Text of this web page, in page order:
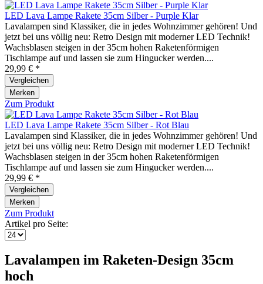
LED Lava Lampe Rakete 35cm Silber - Purple Klar
Lavalampen sind Klassiker, die in jedes Wohnzimmer gehören! Und
jetzt bei uns völlig neu: Retro Design mit moderner LED Technik!
Wachsblasen steigen in der 35cm hohen Raketenförmigen
Tischlampe auf und lassen sie zum Hingucker werden....
29,99 € *
Vergleichen
Merken
Zum Produkt
LED Lava Lampe Rakete 35cm Silber - Rot Blau
Lavalampen sind Klassiker, die in jedes Wohnzimmer gehören! Und
jetzt bei uns völlig neu: Retro Design mit moderner LED Technik!
Wachsblasen steigen in der 35cm hohen Raketenförmigen
Tischlampe auf und lassen sie zum Hingucker werden....
29,99 € *
Vergleichen
Merken
Zum Produkt
Artikel pro Seite:
Lavalampen im Raketen-Design 35cm
hoch